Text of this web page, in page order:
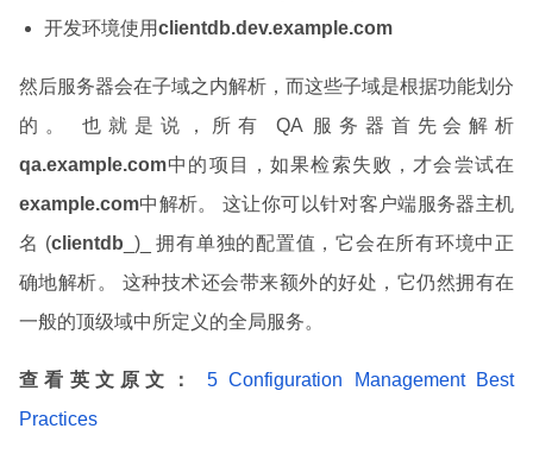
开发环境使用clientdb.dev.example.com
然后服务器会在子域之内解析，而这些子域是根据功能划分
的。 也就是说，所有 QA 服务器首先会解析
qa.example.com中的项目，如果检索失败，才会尝试在
example.com中解析。 这让你可以针对客户端服务器主机
名 (clientdb _)_ 拥有单独的配置值，它会在所有环境中正
确地解析。 这种技术还会带来额外的好处，它仍然拥有在
一般的顶级域中所定义的全局服务。
查看英文原文：
5 Configuration Management Best
Practices